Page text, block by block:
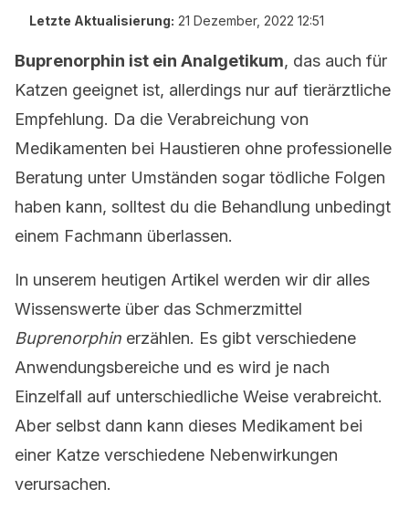
Letzte Aktualisierung: 21 Dezember, 2022 12:51
Buprenorphin ist ein Analgetikum, das auch für
Katzen geeignet ist, allerdings nur auf tierärztliche
Empfehlung. Da die Verabreichung von
Medikamenten bei Haustieren ohne professionelle
Beratung unter Umständen sogar tödliche Folgen
haben kann, solltest du die Behandlung unbedingt
einem Fachmann überlassen.
In unserem heutigen Artikel werden wir dir alles
Wissenswerte über das Schmerzmittel
Buprenorphin erzählen. Es gibt verschiedene
Anwendungsbereiche und es wird je nach
Einzelfall auf unterschiedliche Weise verabreicht.
Aber selbst dann kann dieses Medikament bei
einer Katze verschiedene Nebenwirkungen
verursachen.